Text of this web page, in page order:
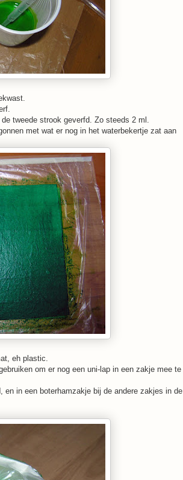
tweede strook geverfd. Zo steeds 2 ml.
met wat er nog in het waterbekertje zat aan
eh plastic.
om er nog een uni-lap in een zakje mee te
en in een boterhamzakje bij de andere zakjes in de